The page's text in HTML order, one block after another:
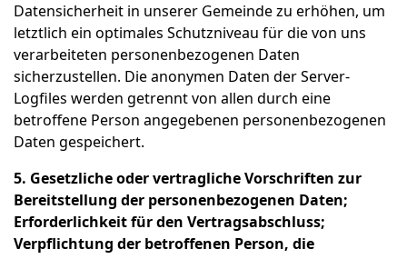
Datensicherheit in unserer Gemeinde zu erhöhen, um
letztlich ein optimales Schutzniveau für die von uns
verarbeiteten personenbezogenen Daten
sicherzustellen. Die anonymen Daten der Server-
Logfiles werden getrennt von allen durch eine
betroffene Person angegebenen personenbezogenen
Daten gespeichert.
5. Gesetzliche oder vertragliche Vorschriften zur
Bereitstellung der personenbezogenen Daten;
Erforderlichkeit für den Vertragsabschluss;
Verpflichtung der betroffenen Person, die